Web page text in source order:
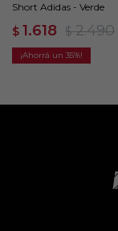
Short Adidas - Verde
$ 1.618 $ 2.490
35